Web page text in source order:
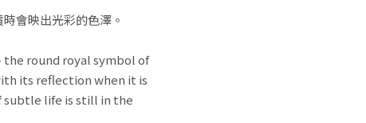
會映出光彩的色澤。
the round royal symbol of
its reflection when it is
subtle life is still in the